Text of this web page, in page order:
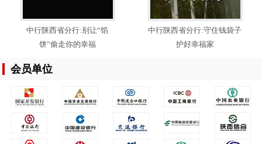
中行陕西省分行:别让“馅
饼”偷走你的幸福
中行陕西省分行:守住钱袋子
护好幸福家
会员单位